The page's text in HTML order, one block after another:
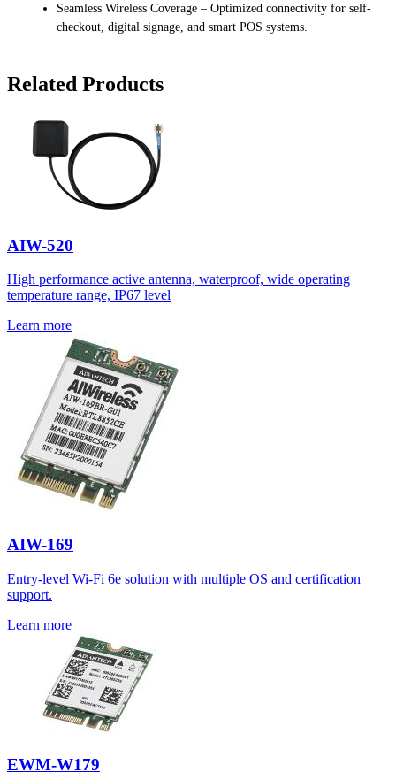
Seamless Wireless Coverage – Optimized connectivity for self-
checkout, digital signage, and smart POS systems.
Related Products
AIW-520
High performance active antenna, waterproof, wide operating
temperature range, IP67 level
Learn more
AIW-169
Entry-level Wi-Fi 6e solution with multiple OS and certification
support.
Learn more
EWM-W179